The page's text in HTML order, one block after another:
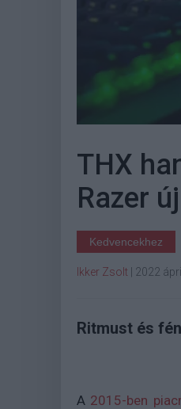
THX
Razer
Kedvencekhez
Ikker Zsolt 2022
Ritmust és
A 2015-ben